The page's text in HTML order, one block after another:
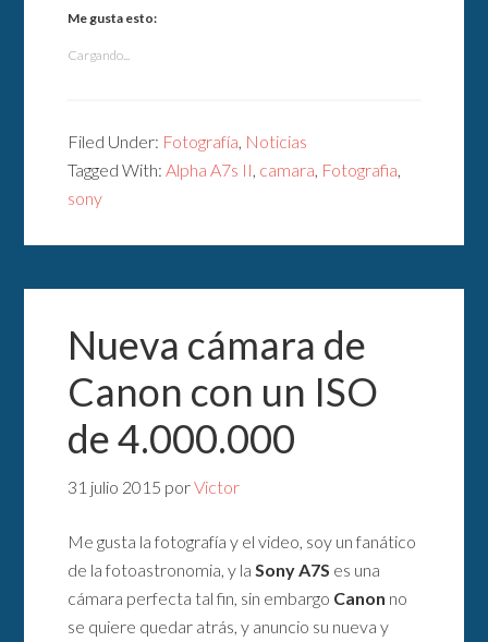
Me gusta esto:
Cargando...
Filed Under: Fotografía, Noticias
Tagged With:Alpha A7s II, camara, Fotografia,
sony
Nueva cámara de
Canon con un ISO
de 4.000.000
31 julio 2015 porVictor
Me gusta la fotografía y el video, soy un fanático
de la fotoastronomia, y laSony A7S es una
cámara perfecta tal fin, sin embargo Canon no
se quiere quedar atrás, y anuncio su nueva y